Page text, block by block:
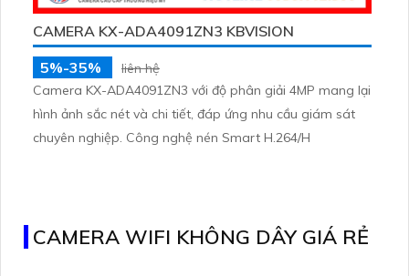
CAMERA KX-ADA4091ZN3 KBVISION
5%-35%
liên hệ
Camera KX-ADA4091ZN3 với độ phân giải 4MP mang lại
hình ảnh sắc nét và chi tiết, đáp ứng nhu cầu giám sát
chuyên nghiệp. Công nghệ nén Smart H.264/H
CAMERA WIFI KHÔNG DÂY GIÁ RẺ